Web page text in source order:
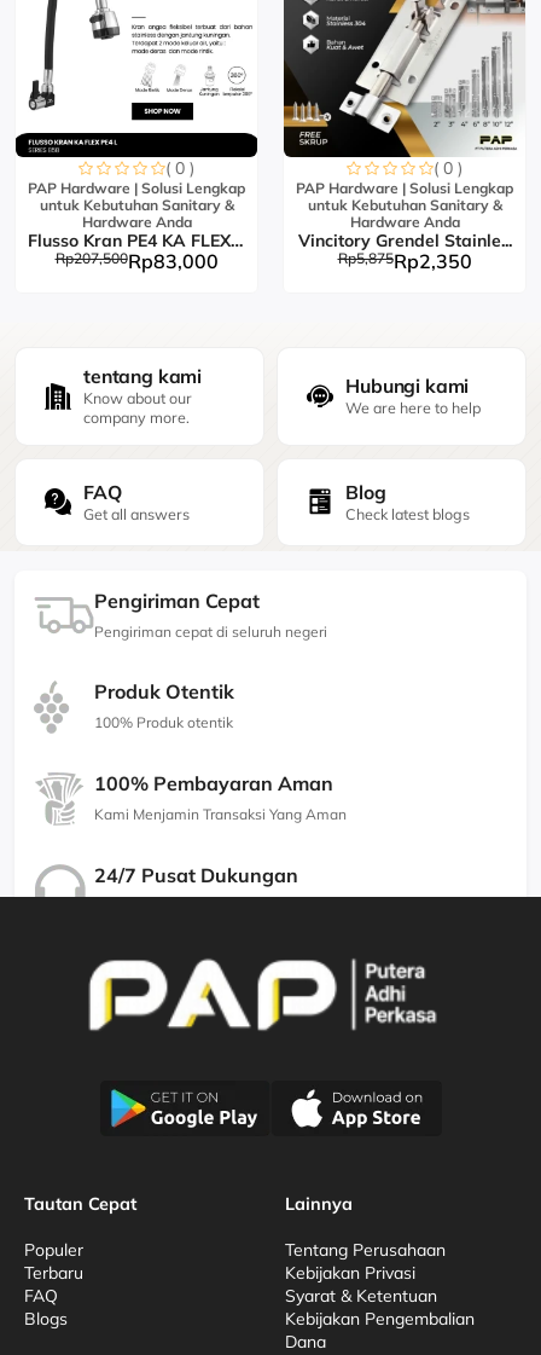
( 0 )
PAP Hardware | Solusi Lengkap
untuk Kebutuhan Sanitary &
Hardware Anda
Flusso Kran PE4 KA FLEX L...
Rp207,500Rp83,000
( 0 )
PAP Hardware | Solusi Lengkap
untuk Kebutuhan Sanitary &
Hardware Anda
Vincitory Grendel Stainle...
Rp5,875Rp2,350
tentang kami
Know about our
company more.
Hubungi kami
We are here to help
FAQ
Get all answers
Blog
Check latest blogs
Pengiriman Cepat
Pengiriman cepat di seluruh negeri
Produk Otentik
100% Produk otentik
100% Pembayaran Aman
Kami Menjamin Transaksi Yang Aman
24/7 Pusat Dukungan
Tautan Cepat
Populer
Terbaru
FAQ
Blogs
Lainnya
Tentang Perusahaan
Kebijakan Privasi
Syarat & Ketentuan
Kebijakan Pengembalian
Dana